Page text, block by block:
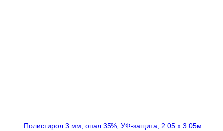
Полистирол 3 мм, опал 35%, УФ-защита, 2.05 х 3.05м